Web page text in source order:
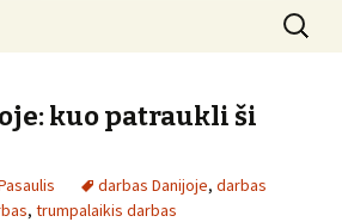
Ieškoti:
kuo patraukli ši
darbas Danijoje, darbas
, trumpalaikis darbas